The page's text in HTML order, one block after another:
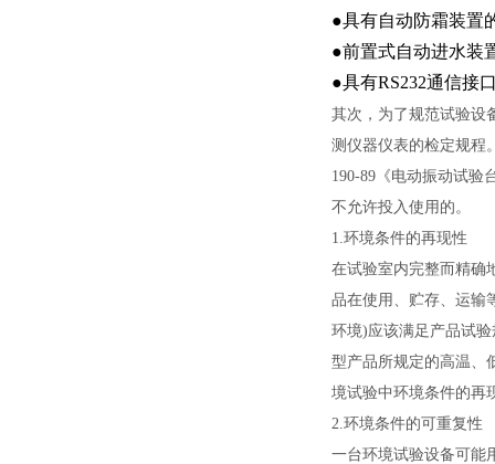
●具有自动防霜装置
●前置式自动进水装
●具有RS232通信接
其次，为了规范试验设
测仪器仪表的检定规程
190-89《电动振动试验
不允许投入使用的。
1.环境条件的再现性
在试验室内完整而精确
品在使用、贮存、运输
环境)应该满足产品试
型产品所规定的高温、
境试验中环境条件的再
2.环境条件的可重复性
一台环境试验设备可能